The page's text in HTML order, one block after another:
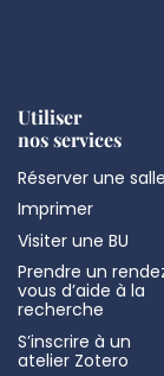
Utiliser
nos services
Réserver une salle
Imprimer
Visiter une BU
Prendre un
vous d’aide à la
recherche
S’inscrire à un
atelier Zotero